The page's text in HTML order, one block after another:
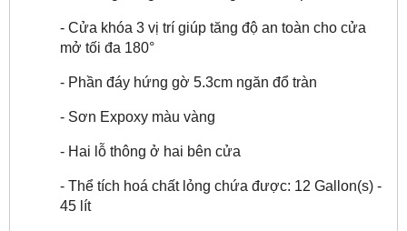
- Cửa khóa 3 vị trí giúp tăng độ an toàn cho cửa
mở tối đa 180°
- Phần đáy hứng gờ 5.3cm ngăn đổ tràn
- Sơn Expoxy màu vàng
- Hai lỗ thông ở hai bên cửa
- Thể tích hoá chất lỏng chứa được: 12 Gallon(s) -
45 lít